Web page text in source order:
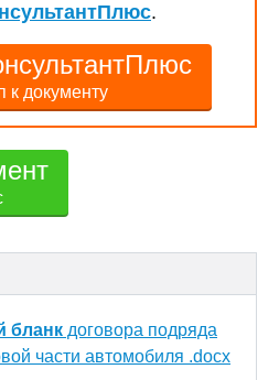
.
к документу
бланк договора подряда
части автомобиля .docx